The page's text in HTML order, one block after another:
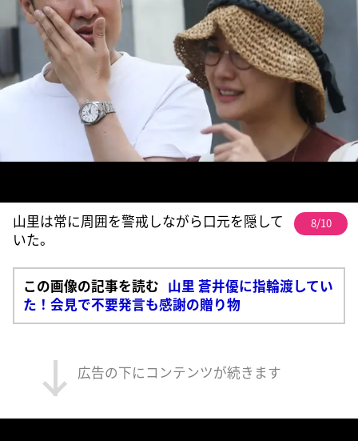
山里は常に周囲を警戒しながら口元を隠して
いた。
8/10
この画像の記事を読む 山里 蒼井優に指輪渡してい
た！会見で不要発言も感謝の贈り物
広告の下にコンテンツが続きます